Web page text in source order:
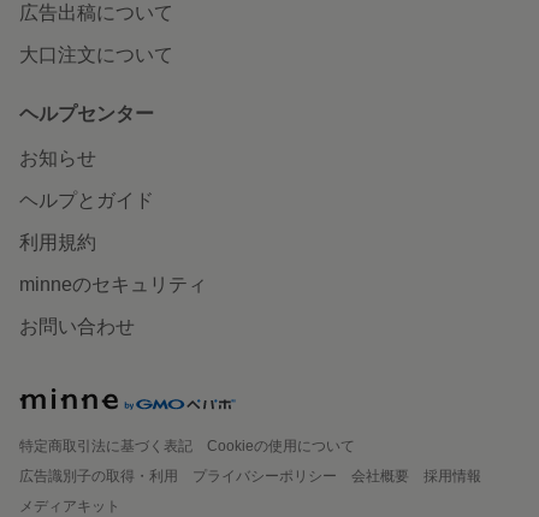
広告出稿について
大口注文について
ヘルプセンター
お知らせ
ヘルプとガイド
利用規約
minneのセキュリティ
お問い合わせ
特定商取引法に基づく表記
Cookieの使用について
広告識別子の取得・利用
プライバシーポリシー 会社概要
採用情報
メディアキット